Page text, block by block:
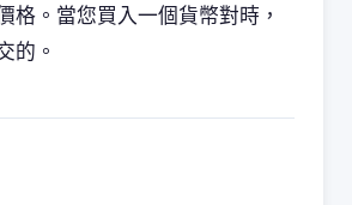
格。當您買入一個貨幣對時，
的。